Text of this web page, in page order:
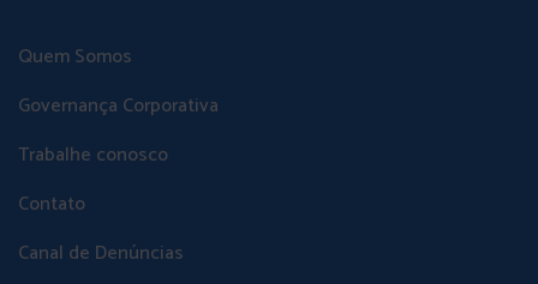
Quem Somos
Governança Corporativa
Trabalhe conosco
Contato
Canal de Denúncias